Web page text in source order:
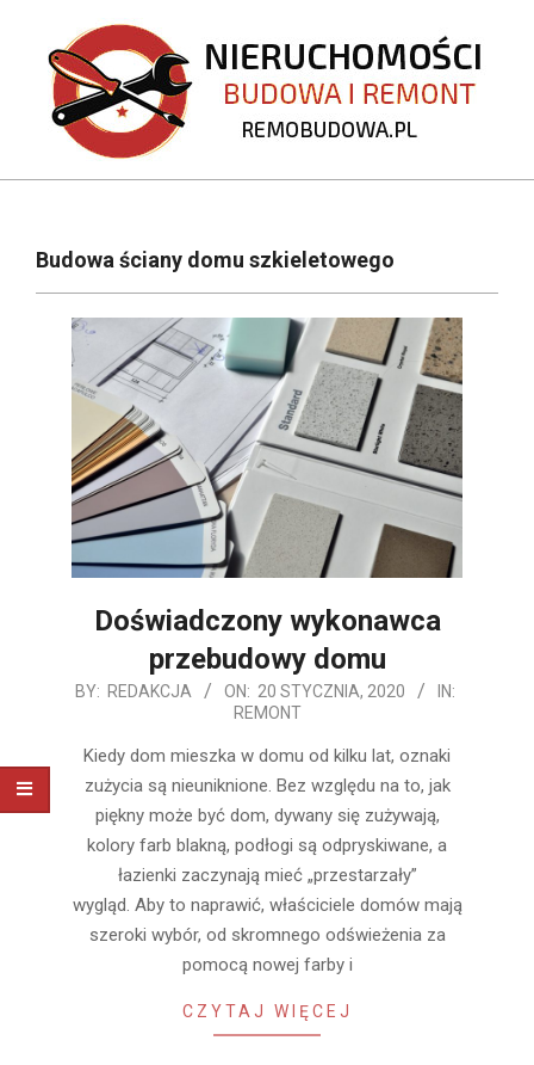
content
REMOBUDOWA.PL
NavigationBudowa ściany domu szkieletowego
Doświadczony wykonawca
przebudowy domu
2020-
20
BY: REDAKCJA ON: 20 STYCZNIA, 2020
IN:
REMONT
Kiedy dom mieszka w domu od kilku lat, oznaki
zużycia są nieuniknione. Bez względu na to, jak
piękny może być dom, dywany się zużywają,
kolory farb blakną, podłogi są odpryskiwane, a
łazienki zaczynają mieć „przestarzały”
wygląd. Aby to naprawić, właściciele domów mają
szeroki wybór, od skromnego odświeżenia za
pomocą nowej farby i
CZYTAJ WIĘCEJ